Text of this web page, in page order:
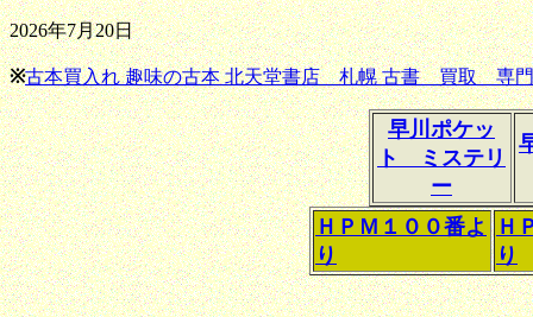
2026年7月20日
※古本買入れ 趣味の古本 北天堂書店 札幌 古書 買取 専門
早川ポケッ
ト ミステリ
ー
ＨＰＭ１００番よ
り
Ｈ
り